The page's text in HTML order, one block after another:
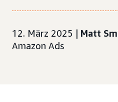
12. März 2025 | Matt
Amazon Ads